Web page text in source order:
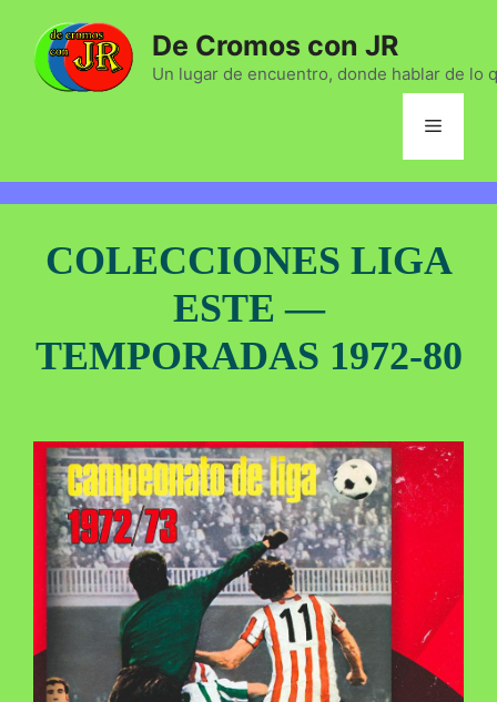
contenido
De Cromos con JR
Un lugar de encuentro, donde hablar de lo
Menú
COLECCIONES LIGA
ESTE —
TEMPORADAS 1972-80